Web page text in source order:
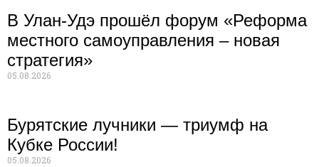
В Улан-Удэ прошёл форум «Реформа
местного самоуправления – новая
стратегия»
05.08.2026
Бурятские лучники — триумф на
Кубке России!
05.08.2026